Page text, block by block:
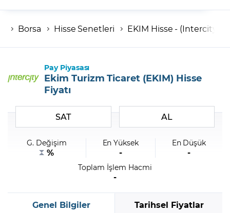
Hesap numaranız
Şifremi Unuttum
Borsa Hisse Senetleri EKIM Hisse - (Intercity)
Pay Piyasası
Ekim Turizm Ticaret (EKIM) Hisse
Fiyatı
SAT AL
G. Değişim
%
En Yüksek
-
En Düşük
-
Toplam İşlem Hacmi
-
Genel Bilgiler Tarihsel Fiyatlar